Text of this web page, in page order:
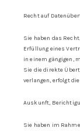
Recht auf
Sie haben das
Erfüllung eines
in einem gängigen,
Sie die direkte
verlangen, erfolgt
Auskunft,
Sie haben im